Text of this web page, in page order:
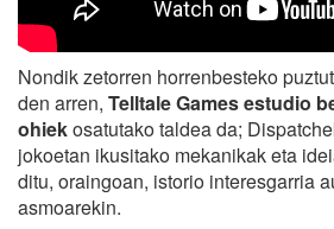
Nondik zetorren horrenbesteko
den arren, Telltale Games estudio
ohiekosatutako taldea da;
jokoetan ikusitako mekanikak eta
ditu, oraingoan, istorio interesgarria
asmoarekin.